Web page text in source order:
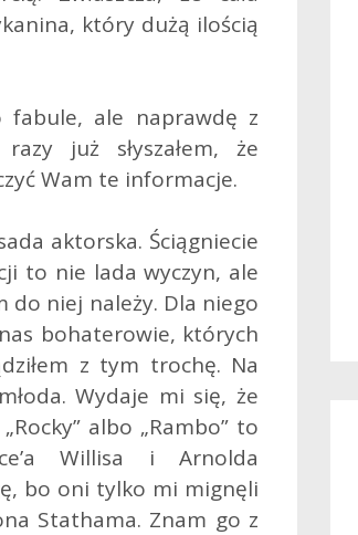
który dużą ilością
fabule, ale naprawdę z
już słyszałem, że
Wam te informacje.
aktorska. Ściągniecie
to nie lada wyczyn, ale
do niej należy. Dla niego
bohaterowie, których
z tym trochę. Na
Wydaje mi się, że
albo „Rambo” to
Willisa i Arnolda
bo oni tylko mi mignęli
Stathama. Znam go z